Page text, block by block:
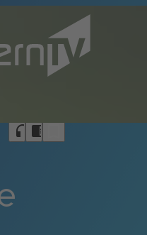
headphones chrome_reader_mode